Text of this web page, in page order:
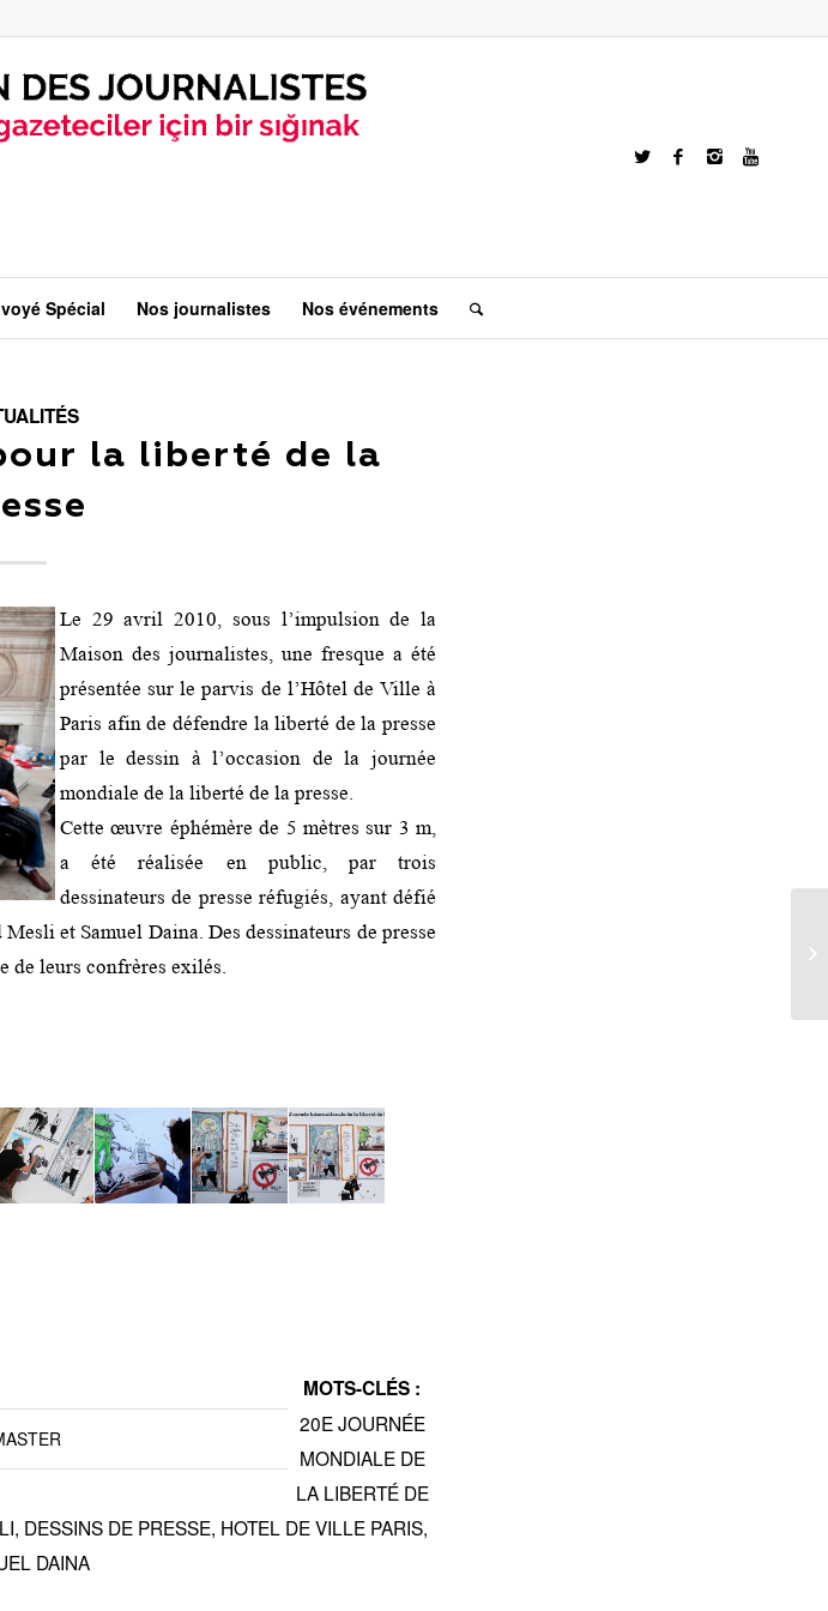
Spécial Nos journalistes Nos événements
la liberté de la
Le 29 avril 2010, sous l’impulsion de la
Maison des journalistes, une fresque a été
présentée sur le parvis de l’Hôtel de Ville à
Paris afin de défendre la liberté de la presse
par le dessin à l’occasion de la journée
mondiale de la liberté de la presse.
Cette œuvre éphémère de 5 mètres sur 3 m,
a été réalisée en public, par trois
dessinateurs de presse réfugiés, ayant défié
et Samuel Daina. Des dessinateurs de presse
de leurs confrères exilés.
MOTS-CLÉS :
20E JOURNÉE
MONDIALE DE
LA LIBERTÉ DE
, DESSINS DE PRESSE, HOTEL DE VILLE PARIS,
DAINA